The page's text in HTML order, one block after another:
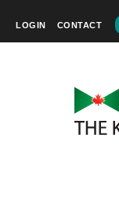
LOGIN CONTACT